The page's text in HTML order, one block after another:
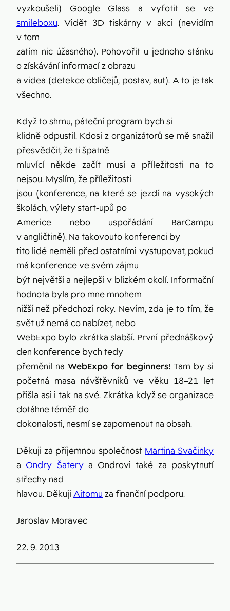
vyzkoušeli) Google Glass a vyfotit se ve
smileboxu. Vidět 3D tiskárny v akci (nevidím
v tom
zatím nic úžasného). Pohovořit u jednoho stánku
o získávání informací z obrazu
a videa (detekce obličejů, postav, aut). A to je tak
všechno.
Když to shrnu, páteční program bych si
klidně odpustil. Kdosi z organizátorů se mě snažil
přesvědčit, že ti špatně
mluvící někde začít musí a příležitosti na to
nejsou. Myslím, že příležitosti
jsou (konference, na které se jezdí na vysokých
školách, výlety start-upů po
Americe nebo uspořádání BarCampu
v angličtině). Na takovouto konferenci by
tito lidé neměli před ostatními vystupovat, pokud
má konference ve svém zájmu
být největší a nejlepší v blízkém okolí. Informační
hodnota byla pro mne mnohem
nižší než předchozí roky. Nevím, zda je to tím, že
svět už nemá co nabízet, nebo
WebExpo bylo zkrátka slabší. První přednáškový
den konference bych tedy
přeměnil naWebExpo for beginners! Tam by si
početná masa návštěvníků ve věku 18–21 let
přišla asi i tak na své. Zkrátka když se organizace
dotáhne téměř do
dokonalosti, nesmí se zapomenout na obsah.
Děkuji za příjemnou společnost Martina Svačinky
a Ondry Šaterya Ondrovi také za poskytnutí
střechy nad
hlavou. Děkuji Aitomu za finanční podporu.
Jaroslav Moravec
22. 9. 2013